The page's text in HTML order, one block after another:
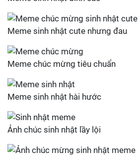
Meme sinh nhật cute nhưng đau
Meme chúc mừng tiêu chuẩn
Meme sinh nhật hài hước
Ảnh chúc sinh nhật lầy lội